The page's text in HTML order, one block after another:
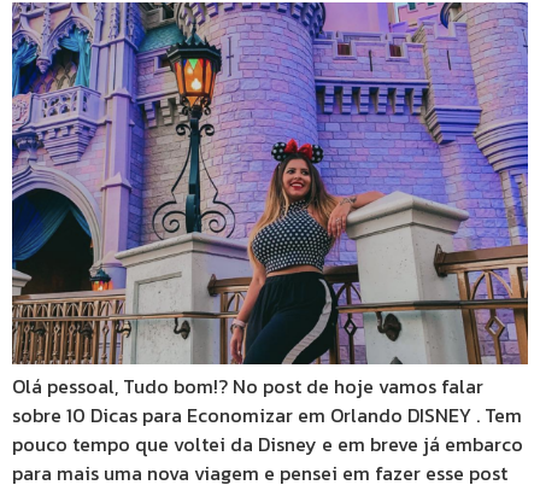
Olá pessoal, Tudo bom!? No post de hoje vamos falar
sobre 10 Dicas para Economizar em Orlando DISNEY . Tem
pouco tempo que voltei da Disney e em breve já embarco
para mais uma nova viagem e pensei em fazer esse post